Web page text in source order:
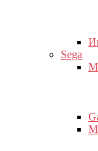
Sega